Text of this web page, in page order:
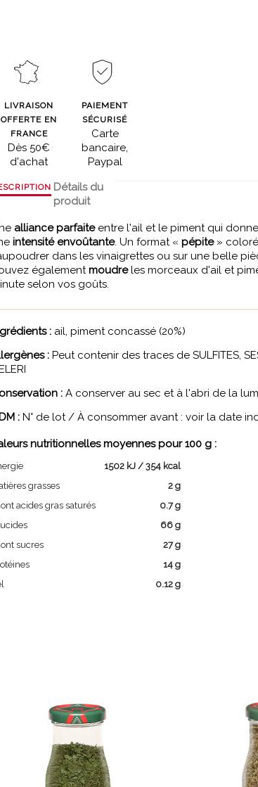
LIVRAISON
OFFERTE EN
FRANCE
Dès 50€
d'achat
PAIEMENT
SÉCURISÉ
Carte
bancaire,
Paypal
Détails du
produit
alliance parfaiteentre l'ail et le piment qui
intensité envoûtante. Un format « pépite»
dans les vinaigrettes ou sur une belle
égalementmoudreles morceaux d'ail et
selon vos goûts.
: ail, piment concassé (20%)
: Peut contenir des traces de SULFITES,
: A conserver au sec et à l'abri de la
: N° de lot / À consommer avant : voir la date
nutritionnelles moyennes pour 100 g :
1502 kJ / 354 kcal
grasses
2 g
acides gras saturés
0.7 g
66 g
sucres
27 g
14 g
0.12 g